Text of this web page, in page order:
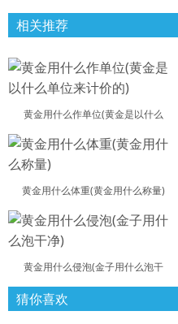
相关推荐
黄金用什么作单位(黄金是以什么
黄金用什么体重(黄金用什么称量)
黄金用什么侵泡(金子用什么泡干
猜你喜欢